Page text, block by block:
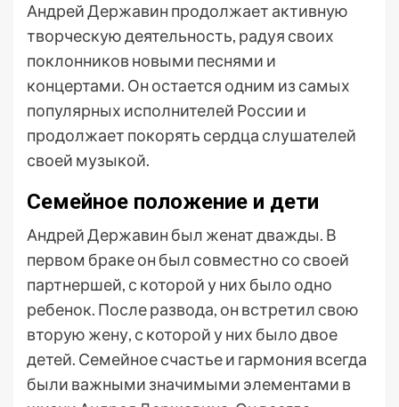
Андрей Державин продолжает активную
творческую деятельность, радуя своих
поклонников новыми песнями и
концертами. Он остается одним из самых
популярных исполнителей России и
продолжает покорять сердца слушателей
своей музыкой.
Семейное положение и дети
Андрей Державин был женат дважды. В
первом браке он был совместно со своей
партнершей, с которой у них было одно
ребенок. После развода, он встретил свою
вторую жену, с которой у них было двое
детей. Семейное счастье и гармония всегда
были важными значимыми элементами в